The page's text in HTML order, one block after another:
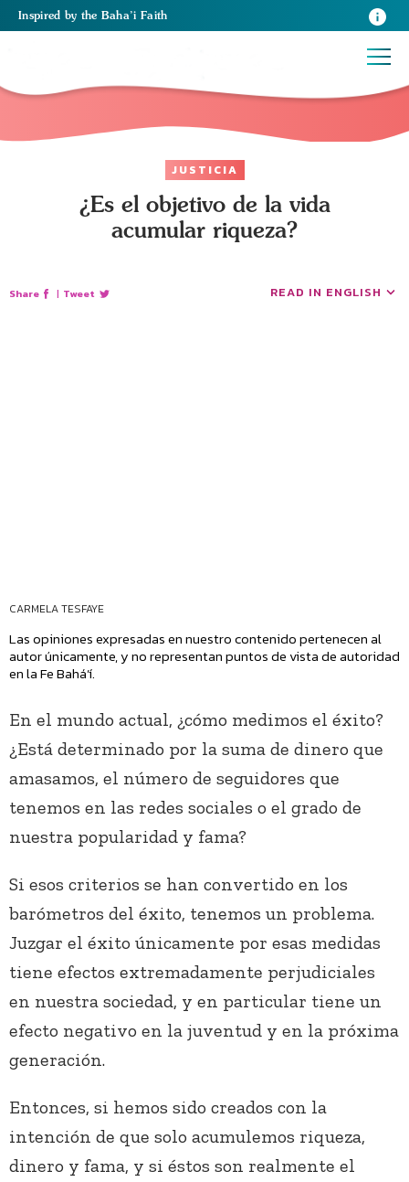
Inspired by the Baha’i Faith
JUSTICIA
¿Es el objetivo de la vida
acumular riqueza?
Share | Tweet READ IN ENGLISH
CARMELA TESFAYE
Las opiniones expresadas en nuestro contenido pertenecen al
autor únicamente, y no representan puntos de vista de autoridad
en la Fe Bahá’í.
En el mundo actual, ¿cómo medimos el éxito?
¿Está determinado por la suma de dinero que
amasamos, el número de seguidores que
tenemos en las redes sociales o el grado de
nuestra popularidad y fama?
Si esos criterios se han convertido en los
barómetros del éxito, tenemos un problema.
Juzgar el éxito únicamente por esas medidas
tiene efectos extremadamente perjudiciales
en nuestra sociedad, y en particular tiene un
efecto negativo en la juventud y en la próxima
generación.
Entonces, si hemos sido creados con la
intención de que solo acumulemos riqueza,
dinero y fama, y si éstos son realmente el